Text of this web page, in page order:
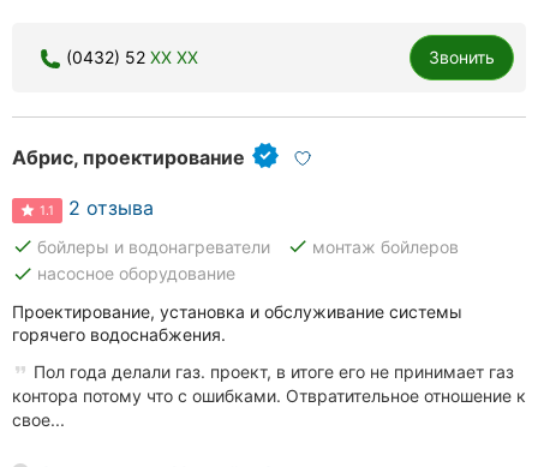
(0432) 52 XX XX Звонить
Абрис, проектирование
1.1 2 отзыва
done бойлеры и водонагреватели done монтаж бойлеров
done насосное оборудование
Проектирование, установка и обслуживание системы
горячего водоснабжения.
Пол года делали газ. проект, в итоге его не принимает газ
контора потому что с ошибками. Отвратительное отношение к
свое...